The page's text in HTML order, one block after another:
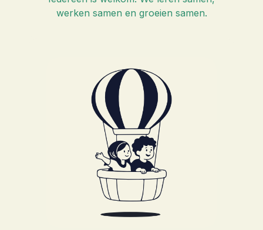
werken samen en groeien samen.